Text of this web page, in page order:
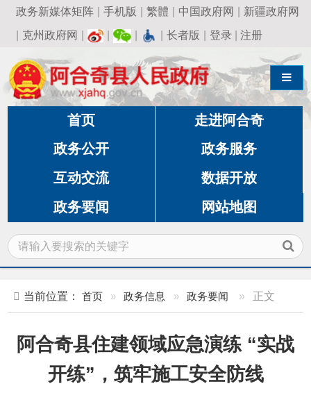
政务新媒体矩阵 | 手机版 繁體 | 中国政府网 | 新疆政府网
克州政府网 | | | 长者版 | 登录|注册
导航切换
首页 走进阿合奇
政务公开 政务服务
互动交流 数据开放
政务要闻 网站地图
当前位置： 首页 » 政务信息 » 政务要闻 » 正文
阿合奇县住建领域应急演练 “实战
开练”，筑牢施工安全防线
阿合奇
发
2026-05-
195